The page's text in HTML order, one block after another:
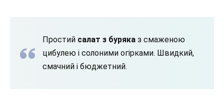
Простий салат з буряка з смаженою
цибулею і солоними огірками. Швидкий,
смачний і бюджетний.